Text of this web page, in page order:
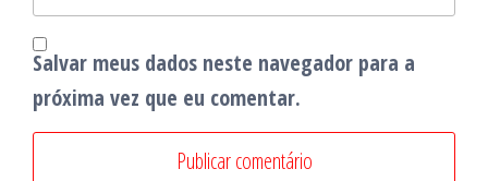
Salvar meus dados neste navegador para a
próxima vez que eu comentar.